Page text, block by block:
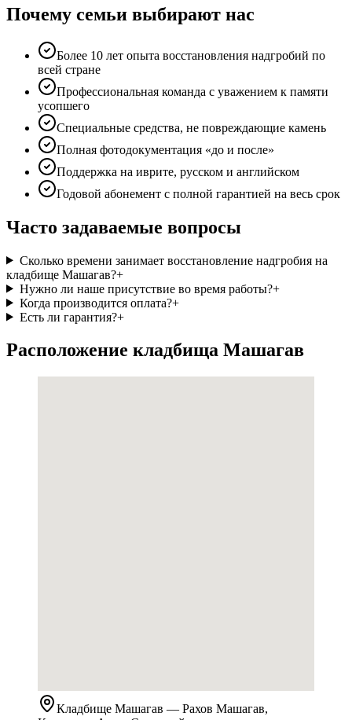
Почему семьи выбирают нас
Более 10 лет опыта восстановления надгробий по
всей стране
Профессиональная команда с уважением к памяти
усопшего
Специальные средства, не повреждающие камень
Полная фотодокументация «до и после»
Поддержка на иврите, русском и английском
Годовой абонемент с полной гарантией на весь срок
Часто задаваемые вопросы
Сколько времени занимает восстановление надгробия на
кладбище Машагав?+
Нужно ли наше присутствие во время работы?+
Когда производится оплата?+
Есть ли гарантия?+
Расположение кладбища Машагав
Кладбище Машагав — Рахов Машагав,